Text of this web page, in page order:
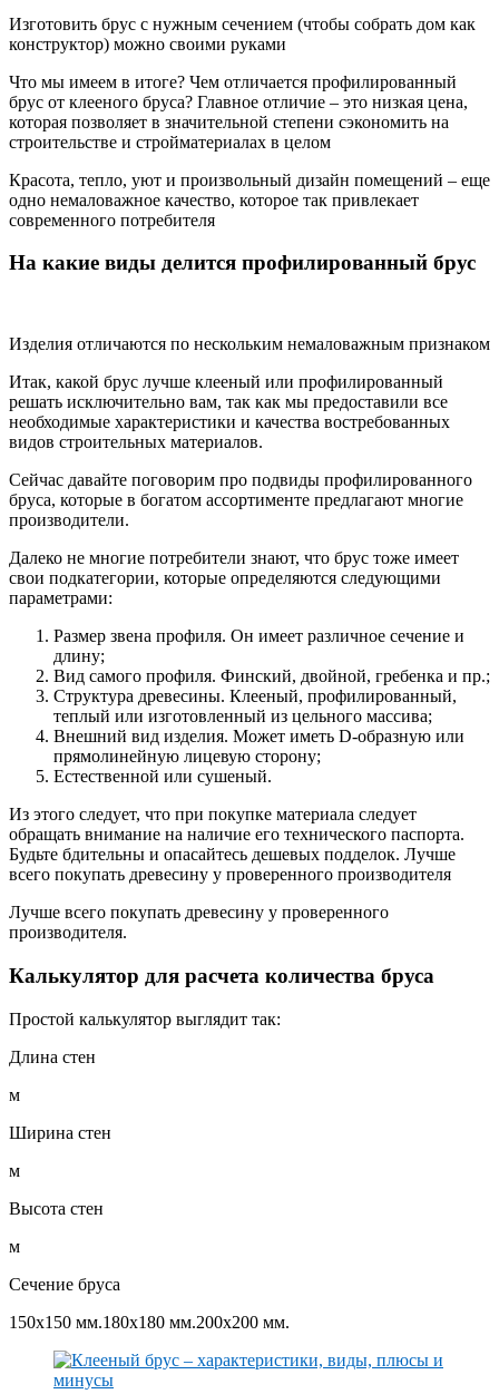
Изготовить брус с нужным сечением (чтобы собрать дом как
конструктор) можно своими руками
Что мы имеем в итоге? Чем отличается профилированный
брус от клееного бруса? Главное отличие – это низкая цена,
которая позволяет в значительной степени сэкономить на
строительстве и стройматериалах в целом
Красота, тепло, уют и произвольный дизайн помещений – еще
одно немаловажное качество, которое так привлекает
современного потребителя
На какие виды делится профилированный брус
Изделия отличаются по нескольким немаловажным признаком
Итак, какой брус лучше клееный или профилированный
решать исключительно вам, так как мы предоставили все
необходимые характеристики и качества востребованных
видов строительных материалов.
Сейчас давайте поговорим про подвиды профилированного
бруса, которые в богатом ассортименте предлагают многие
производители.
Далеко не многие потребители знают, что брус тоже имеет
свои подкатегории, которые определяются следующими
параметрами:
Размер звена профиля. Он имеет различное сечение и
длину;
Вид самого профиля. Финский, двойной, гребенка и пр.;
Структура древесины. Клееный, профилированный,
теплый или изготовленный из цельного массива;
Внешний вид изделия. Может иметь D-образную или
прямолинейную лицевую сторону;
Естественной или сушеный.
Из этого следует, что при покупке материала следует
обращать внимание на наличие его технического паспорта.
Будьте бдительны и опасайтесь дешевых подделок. Лучше
всего покупать древесину у проверенного производителя
Лучше всего покупать древесину у проверенного
производителя.
Калькулятор для расчета количества бруса
Простой калькулятор выглядит так:
Длина стен
м
Ширина стен
м
Высота стен
м
Сечение бруса
150х150 мм.180х180 мм.200х200 мм.